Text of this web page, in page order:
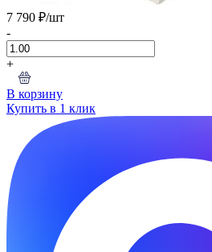
7 790 ₽/шт
-
+
В корзину
Купить в 1 клик